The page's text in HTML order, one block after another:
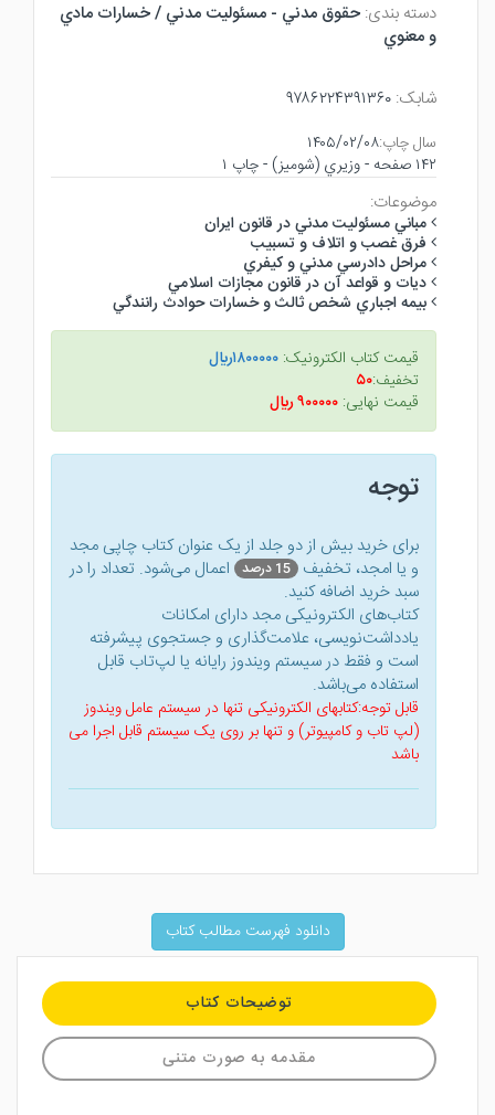
دسته بندی: حقوق مدني - مسئوليت مدني / خسارات مادي
و معنوي
شابک: ۹۷۸۶۲۲۴۳۹۱۳۶۰
سال چاپ:۱۴۰۵/۰۲/۰۸
۱۴۲ صفحه - وزيري (شوميز) - چاپ ۱
موضوعات:
مباني مسئوليت مدني در قانون ايران
فرق غصب و اتلاف و تسبيب
مراحل دادرسي مدني و كيفري
ديات و قواعد آن در قانون مجازات اسلامي
بيمه اجباري شخص ثالث و خسارات حوادث رانندگي
قیمت کتاب الکترونیک: ۱۸۰۰۰۰۰ريال
تخفیف:۵۰
قیمت نهایی: ۹۰۰۰۰۰ ريال
توجه
برای خرید بیش از دو جلد از یک عنوان کتاب‌ چاپی مجد
و یا امجد، تخفیف 15 درصد
اعمال می‌شود. تعداد را در
سبد خرید اضافه کنید.
کتاب‌های الکترونیکی مجد دارای امکانات
یادداشت‌نویسی، علامت‌گذاری و جستجوی پیشرفته
است و فقط در سیستم ویندوز رایانه یا لپ‌تاب قابل
استفاده می‌باشد.
قابل توجه:کتابهای الکترونیکی تنها در سیستم عامل ویندوز
(لپ تاب و کامپیوتر) و تنها بر روی یک سیستم قابل اجرا می
باشد
دانلود فهرست مطالب کتاب
توضیحات کتاب
مقدمه به صورت متنی